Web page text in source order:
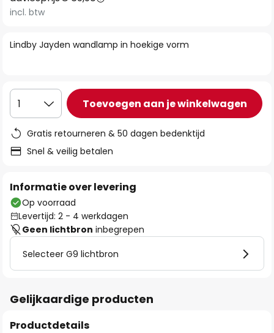
begin
de
Lindby Jayden wandlamp in hoekige vorm
incl. btw
1 Toevoegen aan je winkelwagen
Gratis retourneren & 50 dagen bedenktijd
Snel & veilig betalen
Informatie over levering
Op voorraad
Levertijd: 2 - 4 werkdagen
Geen lichtbron inbegrepen
Selecteer G9 lichtbron
Gelijkaardige producten
Productdetails